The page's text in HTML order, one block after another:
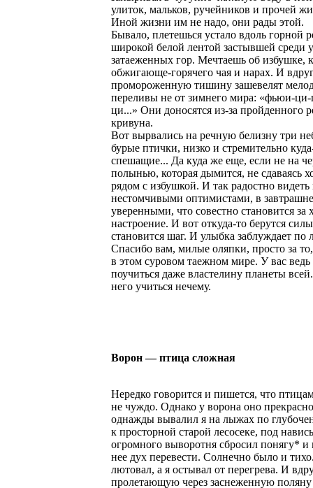
улиток, мальков, ручейников и прочей
Иной жизни им не надо, они рады этой.
Бывало, плетешься устало вдоль горной
широкой белой лентой застывшей среди
затаеженных гор. Мечтаешь об избушке,
обжигающе-горячего чая и нарах. И
промороженную тишину зашевелят
переливы не от зимнего мира: «фьюи-
ци...» Они доносятся из-за пройденного
кривуна.
Вот вырвались на речную белизну три
бурые птички, низко и стремительно
спешащие... Да куда же еще, если не на
полынью, которая дымится, не сдаваясь
рядом с избушкой. И так радостно видеть
нестомчивыми оптимистами, в
уверенными, что совестно становится за
настроение. И вот откуда-то берутся
становится шаг. И улыбка заблуждает по
Спасибо вам, милые оляпки, просто за
в этом суровом таежном мире. У вас ведь
поучиться даже властелину планеты
него учиться нечему.
Ворон — птица сложная
Нередко говорится и пишется, что
не чуждо. Однако у ворона оно
однажды вывалил я на лыжах по
к просторной старой лесосеке, под
огромного выворотня сбросил понягу* и
нее дух перевести. Солнечно было и
лютовал, а я остывал от перегрева. И
пролетающую через заснеженную